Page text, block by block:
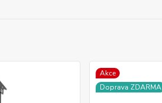
Akce
Doprava ZDARMA